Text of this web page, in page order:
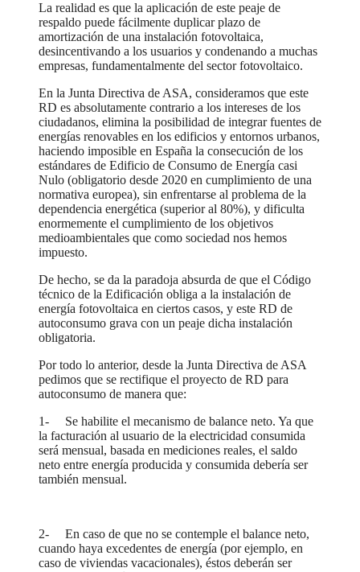
La realidad es que la aplicación de este peaje de
respaldo puede fácilmente duplicar plazo de
amortización de una instalación fotovoltaica,
desincentivando a los usuarios y condenando a muchas
empresas, fundamentalmente del sector fotovoltaico.
En la Junta Directiva de ASA, consideramos que este
RD es absolutamente contrario a los intereses de los
ciudadanos, elimina la posibilidad de integrar fuentes de
energías renovables en los edificios y entornos urbanos,
haciendo imposible en España la consecución de los
estándares de Edificio de Consumo de Energía casi
Nulo (obligatorio desde 2020 en cumplimiento de una
normativa europea), sin enfrentarse al problema de la
dependencia energética (superior al 80%), y dificulta
enormemente el cumplimiento de los objetivos
medioambientales que como sociedad nos hemos
impuesto.
De hecho, se da la paradoja absurda de que el Código
técnico de la Edificación obliga a la instalación de
energía fotovoltaica en ciertos casos, y este RD de
autoconsumo grava con un peaje dicha instalación
obligatoria.
Por todo lo anterior, desde la Junta Directiva de ASA
pedimos que se rectifique el proyecto de RD para
autoconsumo de manera que:
1- Se habilite el mecanismo de balance neto. Ya que
la facturación al usuario de la electricidad consumida
será mensual, basada en mediciones reales, el saldo
neto entre energía producida y consumida debería ser
también mensual.
2- En caso de que no se contemple el balance neto,
cuando haya excedentes de energía (por ejemplo, en
caso de viviendas vacacionales), éstos deberán ser